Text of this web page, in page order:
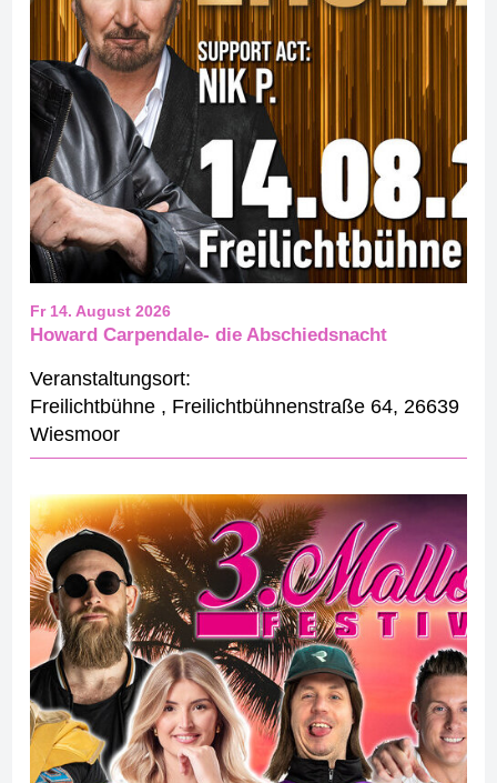
Howard Carpendale- die Abschiedsnacht
Fr 14. August 2026
Veranstaltungsort:
Freilichtbühne , Freilichtbühnenstraße 64, 26639
Wiesmoor